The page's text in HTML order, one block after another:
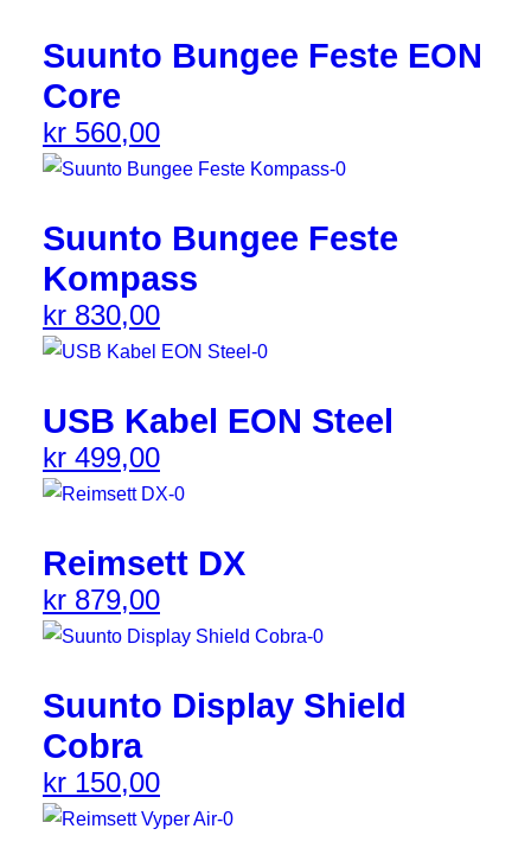
Suunto Bungee Feste EON
Core
kr 560,00
Suunto Bungee Feste
Kompass
kr 830,00
USB Kabel EON Steel
kr 499,00
Reimsett DX
kr 879,00
Suunto Display Shield
Cobra
kr 150,00